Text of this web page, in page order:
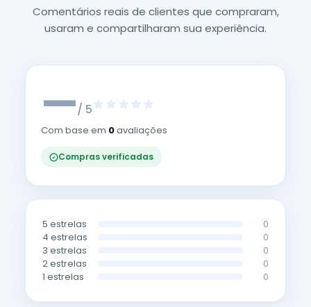
Comentários reais de clientes que compraram,
usaram e compartilharam sua experiência.
—/ 5
Com base em 0avaliações
Compras verificadas
5 estrelas 0
4 estrelas 0
3 estrelas 0
2 estrelas 0
1 estrelas 0